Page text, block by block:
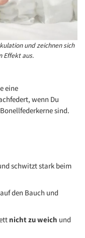
und zeichnen sich
Effekt aus.
eine
wenn Du
sind.
schwitzt stark beim
den Bauch und
nicht zu weich und